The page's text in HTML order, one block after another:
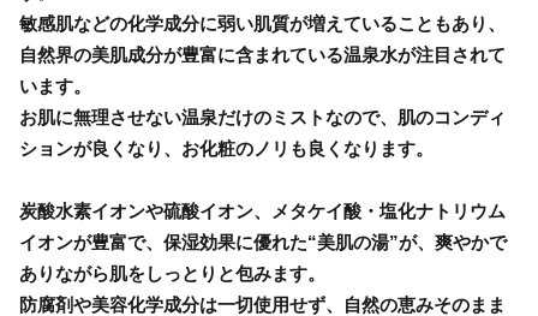
敏感肌などの化学成分に弱い肌質が増えていることもあり、
自然界の美肌成分が豊富に含まれている温泉水が注目されて
います。
お肌に無理させない温泉だけのミストなので、肌のコンディ
ションが良くなり、お化粧のノリも良くなります。
炭酸水素イオンや硫酸イオン、メタケイ酸・塩化ナトリウム
イオンが豊富で、保湿効果に優れた“美肌の湯”が、爽やかで
ありながら肌をしっとりと包みます。
防腐剤や美容化学成分は一切使用せず、自然の恵みそのまま